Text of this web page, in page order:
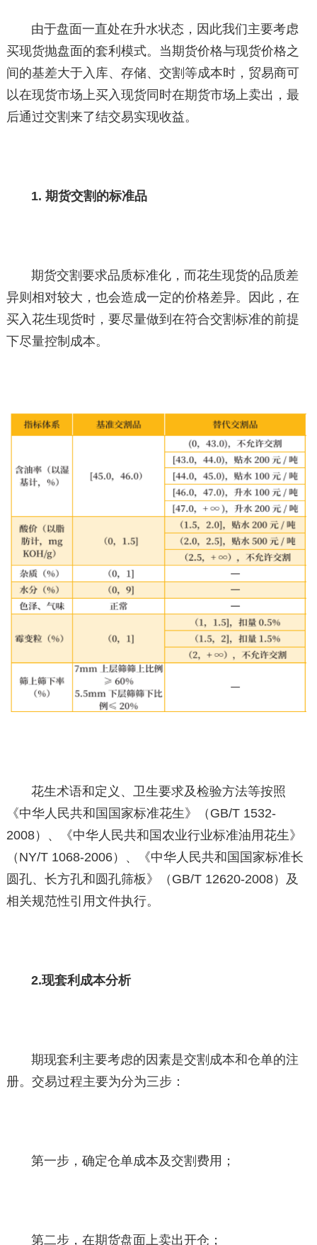
由于盘面一直处在升水状态，因此我们主要考虑
买现货抛盘面的套利模式。当期货价格与现货价格之
间的基差大于入库、存储、交割等成本时，贸易商可
以在现货市场上买入现货同时在期货市场上卖出，最
后通过交割来了结交易实现收益。
1. 期货交割的标准品
期货交割要求品质标准化，而花生现货的品质差
异则相对较大，也会造成一定的价格差异。因此，在
买入花生现货时，要尽量做到在符合交割标准的前提
下尽量控制成本。
花生术语和定义、卫生要求及检验方法等按照
《中华人民共和国国家标准花生》（GB/T 1532-
2008）、《中华人民共和国农业行业标准油用花生》
（NY/T 1068-2006）、《中华人民共和国国家标准长
圆孔、长方孔和圆孔筛板》（GB/T 12620-2008）及
相关规范性引用文件执行。
2.现套利成本分析
期现套利主要考虑的因素是交割成本和仓单的注
册。交易过程主要为分为三步：
第一步，确定仓单成本及交割费用；
第二步，在期货盘面上卖出开仓；